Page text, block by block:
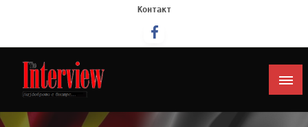
Контакт
Интервју